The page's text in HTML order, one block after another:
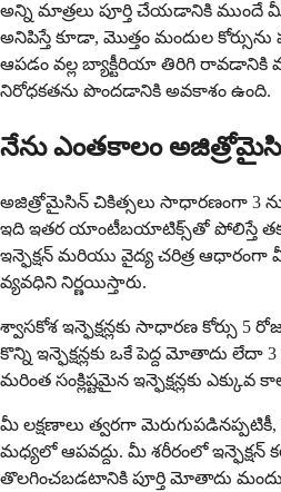
అన్ని మాత్రలు పూర్తి చేయడానికి ముందే
అనిపిస్తే కూడా, మొత్తం మందుల
ఆపడం వల్ల బ్యాక్టీరియా తిరిగి
నిరోధకతను పొందడానికి అవకాశం ఉంది.
నేను ఎంతకాలం
అజిత్రోమైసిన్ చికిత్సలు సాధారణంగా 3
ఇది ఇతర యాంటీబయాటిక్స్‌తో పోలిస్తే
ఇన్ఫెక్షన్ మరియు వైద్య చరిత్ర ఆధారంగా
వ్యవధిని నిర్ణయిస్తారు.
శ్వాసకోశ ఇన్ఫెక్షన్లకు సాధారణ కోర్సు
కొన్ని ఇన్ఫెక్షన్లకు ఒకే పెద్ద మోతాదు లేదా
మరింత సంక్లిష్టమైన ఇన్ఫెక్షన్లకు
మీ లక్షణాలు త్వరగా
మధ్యలో ఆపవద్దు. మీ శరీరంలో ఇన్ఫెక్షన్
తొలగించబడటానికి పూర్తి మోతాదు